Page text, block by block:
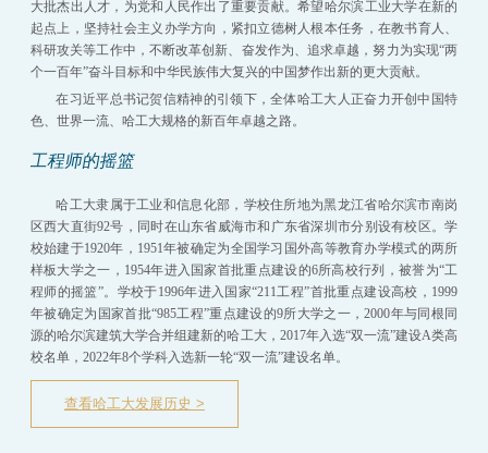
新闻公告
人才招聘
招生就业
党群工作
教育培训
大批杰出人才，为党和人民作出了重要贡献。希望哈尔滨工业大学在新的
起点上，坚持社会主义办学方向，紧扣立德树人根本任务，在教书育人、
科研攻关等工作中，不断改革创新、奋发作为、追求卓越，努力为实现“两
个一百年”奋斗目标和中华民族伟大复兴的中国梦作出新的更大贡献。
在习近平总书记贺信精神的引领下，全体哈工大人正奋力开创中国特
色、世界一流、哈工大规格的新百年卓越之路。
工程师的摇篮
哈工大隶属于工业和信息化部，学校住所地为黑龙江省哈尔滨市南岗
区西大直街92号，同时在山东省威海市和广东省深圳市分别设有校区。学
校始建于1920年，1951年被确定为全国学习国外高等教育办学模式的两所
样板大学之一，1954年进入国家首批重点建设的6所高校行列，被誉为“工
程师的摇篮”。学校于1996年进入国家“211工程”首批重点建设高校，1999
年被确定为国家首批“985工程”重点建设的9所大学之一，2000年与同根同
源的哈尔滨建筑大学合并组建新的哈工大，2017年入选“双一流”建设A类高
校名单，2022年8个学科入选新一轮“双一流”建设名单。
查看哈工大发展历史 >